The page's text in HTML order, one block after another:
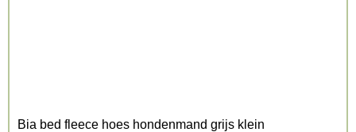
Bia bed fleece hoes hondenmand grijs klein